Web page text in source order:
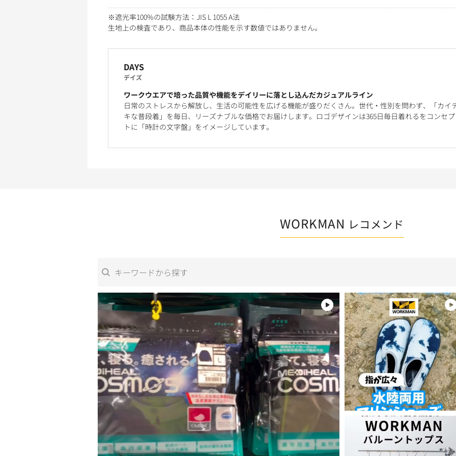
※遮光率100%の試験方法：JIS L 1055 A法
生地上の検査であり、商品本体の性能を示す数値ではありません。
DAYS
デイズ
ワークウエアで培った品質や機能をデイリーに落とし込んだカジュアルライン
日常のストレスから解放し、生活の可能性を広げる機能が盛りだくさん。世代・性別を問わず、「カイ
キな普段着」を毎日、リーズナブルな価格でお届けします。ロゴデザインは365日毎日着れるをコンセプ
トに「時計の文字盤」をイメージしています。
WORKMAN レコメンド